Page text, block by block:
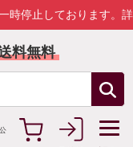
ります。詳しくはこち
料無料